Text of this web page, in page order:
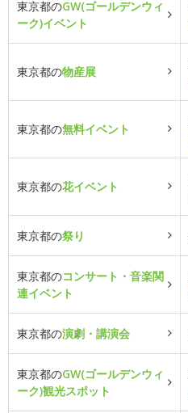
東京都のGW(ゴールデンウィ
ーク)イベント
東京都の物産展
東京都の無料イベント
東京都の花イベント
東京都の祭り
東京都のコンサート・音楽関
連イベント
東京都の演劇・講演会
東京都のGW(ゴールデンウィ
ーク)観光スポット